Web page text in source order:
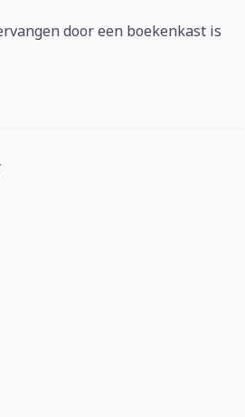
door een boekenkast is